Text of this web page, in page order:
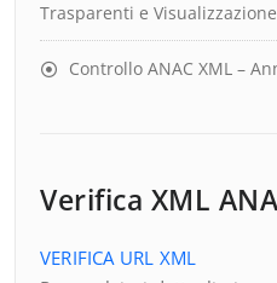
Trasparenti e
Controllo ANAC XML –
Verifica XML
VERIFICA URL XML